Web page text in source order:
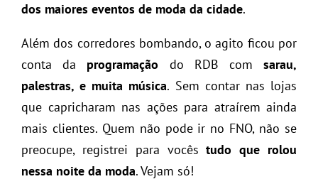
dos maiores eventos de moda da cidade.
Além dos corredores bombando, o agito ficou por
conta da programação do RDB comsarau,
palestras, e muita música. Sem contar nas lojas
que capricharam nas ações para atraírem ainda
mais clientes. Quem não pode ir no FNO, não se
preocupe, registrei para vocês tudo que rolou
nessa noite da moda. Vejam só!